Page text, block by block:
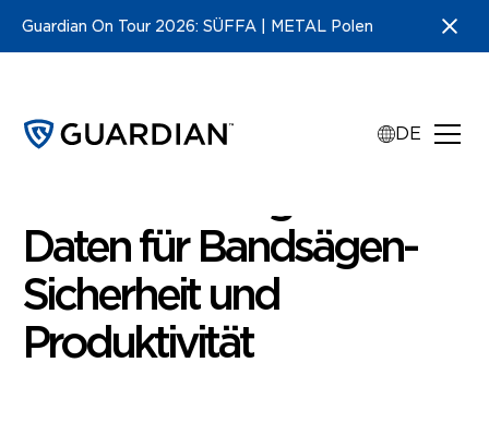
Guardian On Tour 2026: SÜFFA | METAL Polen
DE
Artikel • 3 min read
Daten für Bandsägen-
Sicherheit und
Produktivität